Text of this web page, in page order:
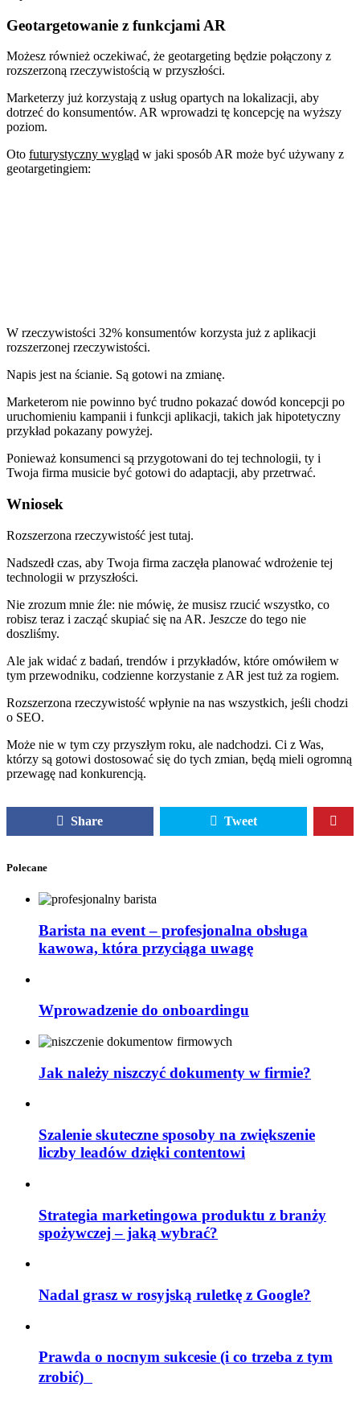
Geotargetowanie z funkcjami AR
Możesz również oczekiwać, że geotargeting będzie połączony z
rozszerzoną rzeczywistością w przyszłości.
Marketerzy już korzystają z usług opartych na lokalizacji, aby
dotrzeć do konsumentów. AR wprowadzi tę koncepcję na wyższy
poziom.
Oto futurystyczny wygląd w jaki sposób AR może być używany z
geotargetingiem:
W rzeczywistości 32% konsumentów korzysta już z aplikacji
rozszerzonej rzeczywistości.
Napis jest na ścianie. Są gotowi na zmianę.
Marketerom nie powinno być trudno pokazać dowód koncepcji po
uruchomieniu kampanii i funkcji aplikacji, takich jak hipotetyczny
przykład pokazany powyżej.
Ponieważ konsumenci są przygotowani do tej technologii, ty i
Twoja firma musicie być gotowi do adaptacji, aby przetrwać.
Wniosek
Rozszerzona rzeczywistość jest tutaj.
Nadszedł czas, aby Twoja firma zaczęła planować wdrożenie tej
technologii w przyszłości.
Nie zrozum mnie źle: nie mówię, że musisz rzucić wszystko, co
robisz teraz i zacząć skupiać się na AR. Jeszcze do tego nie
doszliśmy.
Ale jak widać z badań, trendów i przykładów, które omówiłem w
tym przewodniku, codzienne korzystanie z AR jest tuż za rogiem.
Rozszerzona rzeczywistość wpłynie na nas wszystkich, jeśli chodzi
o SEO.
Może nie w tym czy przyszłym roku, ale nadchodzi. Ci z Was,
którzy są gotowi dostosować się do tych zmian, będą mieli ogromną
przewagę nad konkurencją.
Share Tweet
Polecane
Barista na event – profesjonalna obsługa
kawowa, która przyciąga uwagę
Wprowadzenie do onboardingu
Jak należy niszczyć dokumenty w firmie?
Szalenie skuteczne sposoby na zwiększenie
liczby leadów dzięki contentowi
Strategia marketingowa produktu z branży
spożywczej – jaką wybrać?
Nadal grasz w rosyjską ruletkę z Google?
Prawda o nocnym sukcesie (i co trzeba z tym
zrobić)